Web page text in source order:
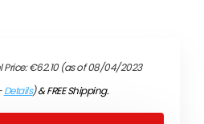
Price:€62.10(as of 08/04/2023
Details)&FREE Shipping.